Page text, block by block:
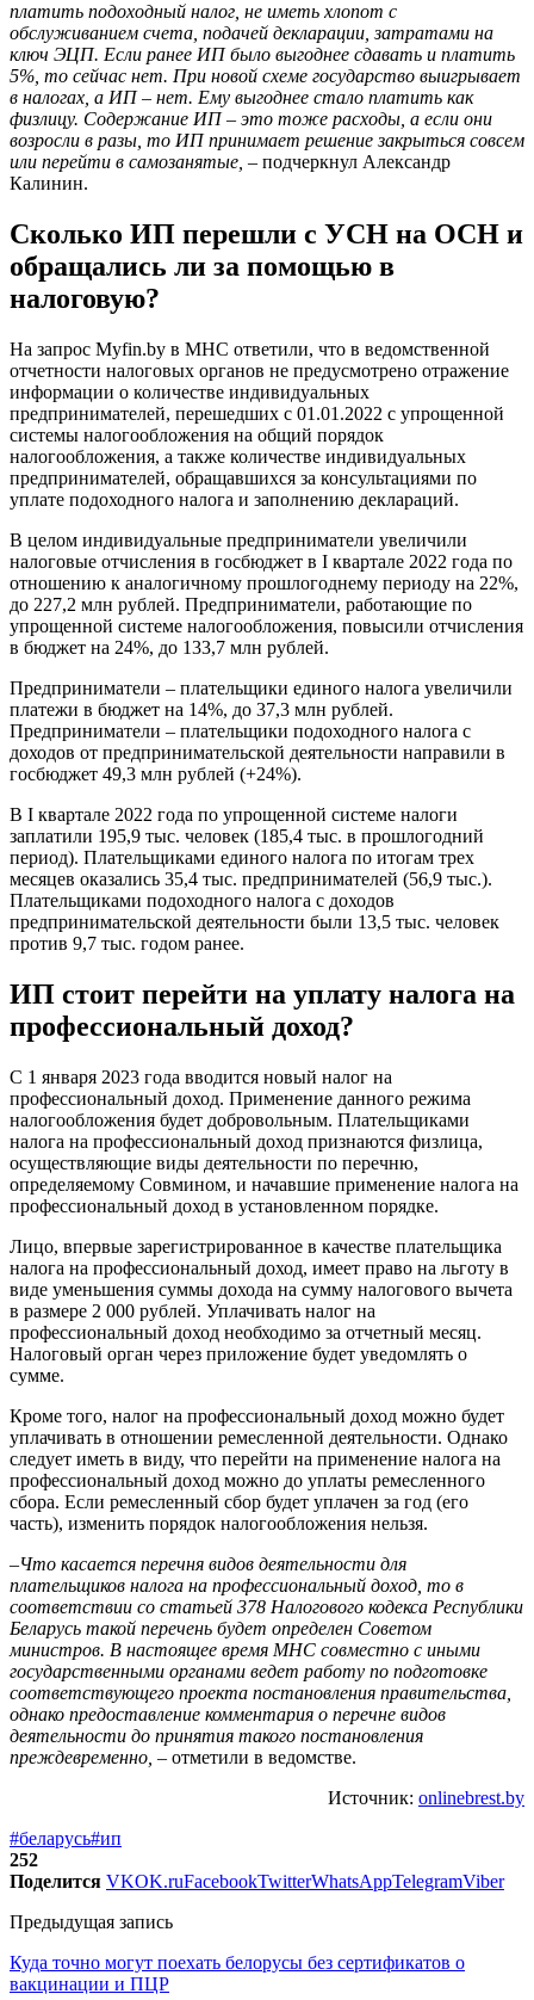
платить подоходный налог, не иметь хлопот с
обслуживанием счета, подачей декларации, затратами на
ключ ЭЦП. Если ранее ИП было выгоднее сдавать и платить
5%, то сейчас нет. При новой схеме государство выигрывает
в налогах, а ИП – нет. Ему выгоднее стало платить как
физлицу. Содержание ИП – это тоже расходы, а если они
возросли в разы, то ИП принимает решение закрыться совсем
или перейти в самозанятые, – подчеркнул Александр
Калинин.
Сколько ИП перешли с УСН на ОСН и
обращались ли за помощью в
налоговую?
На запрос Myfin.by в МНС ответили, что в ведомственной
отчетности налоговых органов не предусмотрено отражение
информации о количестве индивидуальных
предпринимателей, перешедших с 01.01.2022 с упрощенной
системы налогообложения на общий порядок
налогообложения, а также количестве индивидуальных
предпринимателей, обращавшихся за консультациями по
уплате подоходного налога и заполнению деклараций.
В целом индивидуальные предприниматели увеличили
налоговые отчисления в госбюджет в I квартале 2022 года по
отношению к аналогичному прошлогоднему периоду на 22%,
до 227,2 млн рублей. Предприниматели, работающие по
упрощенной системе налогообложения, повысили отчисления
в бюджет на 24%, до 133,7 млн рублей.
Предприниматели – плательщики единого налога увеличили
платежи в бюджет на 14%, до 37,3 млн рублей.
Предприниматели – плательщики подоходного налога с
доходов от предпринимательской деятельности направили в
госбюджет 49,3 млн рублей (+24%).
В I квартале 2022 года по упрощенной системе налоги
заплатили 195,9 тыс. человек (185,4 тыс. в прошлогодний
период). Плательщиками единого налога по итогам трех
месяцев оказались 35,4 тыс. предпринимателей (56,9 тыс.).
Плательщиками подоходного налога с доходов
предпринимательской деятельности были 13,5 тыс. человек
против 9,7 тыс. годом ранее.
ИП стоит перейти на уплату налога на
профессиональный доход?
С 1 января 2023 года вводится новый налог на
профессиональный доход. Применение данного режима
налогообложения будет добровольным. Плательщиками
налога на профессиональный доход признаются физлица,
осуществляющие виды деятельности по перечню,
определяемому Совмином, и начавшие применение налога на
профессиональный доход в установленном порядке.
Лицо, впервые зарегистрированное в качестве плательщика
налога на профессиональный доход, имеет право на льготу в
виде уменьшения суммы дохода на сумму налогового вычета
в размере 2 000 рублей. Уплачивать налог на
профессиональный доход необходимо за отчетный месяц.
Налоговый орган через приложение будет уведомлять о
сумме.
Кроме того, налог на профессиональный доход можно будет
уплачивать в отношении ремесленной деятельности. Однако
следует иметь в виду, что перейти на применение налога на
профессиональный доход можно до уплаты ремесленного
сбора. Если ремесленный сбор будет уплачен за год (его
часть), изменить порядок налогообложения нельзя.
–Что касается перечня видов деятельности для
плательщиков налога на профессиональный доход, то в
соответствии со статьей 378 Налогового кодекса Республики
Беларусь такой перечень будет определен Советом
министров. В настоящее время МНС совместно с иными
государственными органами ведет работу по подготовке
соответствующего проекта постановления правительства,
однако предоставление комментария о перечне видов
деятельности до принятия такого постановления
преждевременно, – отметили в ведомстве.
Источник: onlinebrest.by
#беларусь#ип
252
Поделится VKOK.ruFacebookTwitterWhatsAppTelegramViber
Предыдущая запись
Куда точно могут поехать белорусы без сертификатов о
вакцинации и ПЦР